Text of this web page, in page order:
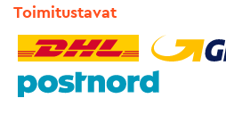
Toimitustavat